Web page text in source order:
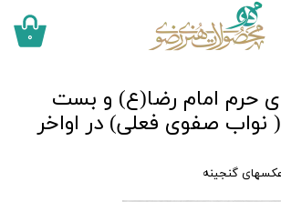
۰
حرم امام رضا(ع) و بست
نواب صفوی فعلی) در اواخر
گنجینه